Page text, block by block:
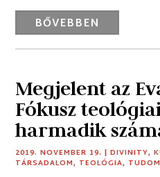
BŐVEBBEN
Megjelent az
Fókusz
harmadik
2019. NOVEMBER 19. |DIVINITY,
TÁRSADALOM, TEOLÓGIA,